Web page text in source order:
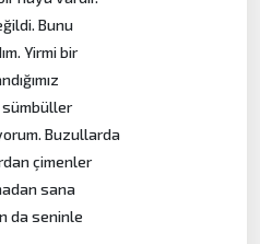
Bunu
Yirmi bir
sümbüller
Buzullarda
çimenler
sana
da seninle